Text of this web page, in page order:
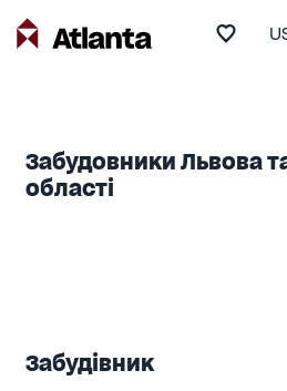
Забудовники Львова
області
Забудівник